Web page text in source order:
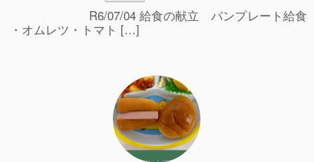
2歳児クラス(ももたろうクラブ)
募集概要(2歳児クラス)
R6/07/04 給食の献立 パンプレート給食
・オムレツ・トマト […]